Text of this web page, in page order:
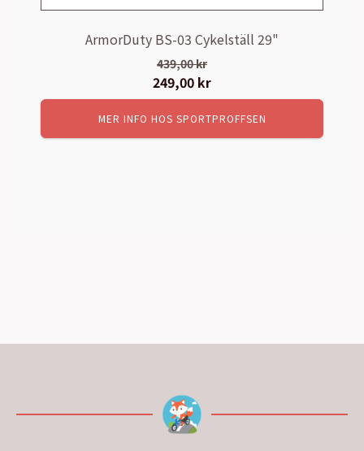
ArmorDuty BS-03 Cykelställ 29"
439,00kr
Det
ursprungliga
priset
var:
249,00 kr
nuvarande
priset
är:
MER INFO HOS SPORTPROFFSEN